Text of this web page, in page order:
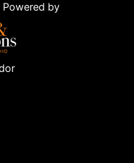
Powered by